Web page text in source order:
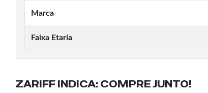
Marca
Faixa Etaria
ZARIFF INDICA: COMPRE JUNTO!